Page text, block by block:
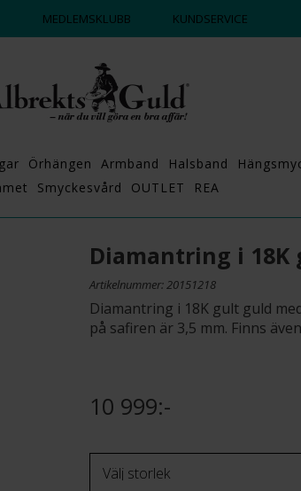
MEDLEMSKLUBB KUNDSERVICE
Örhängen Armband Halsband
Smyckesvård OUTLET REA
Diamantring i 18K
Artikelnummer: 20151218
Diamantring i 18K gult guld
på safiren är 3,5 mm. Finns
10 999:-